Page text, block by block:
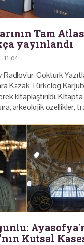
Tam
yayınlandı
11:04
Göktürk
Kazak Türkolog
kitaplaştırıldı. Kitapta
arkeolojik özellikler,
Kutsal